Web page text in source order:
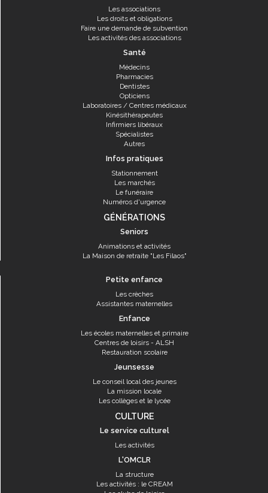
Les associations
Les droits et obligations
Faire une demande de subvention
Les activités des associations
Santé
Médecins
Pharmacies
Dentistes
Opticiens
Laboratoires / Centres médicaux
Kinésithérapeutes
Infirmiers libéraux
Spécialistes
Autres
Infos pratiques
Stationnement
Les marchés
Le funéraire
Numéros d'urgence
GÉNÉRATIONS
Seniors
Animations et activités
La Maison de retraite "Les Filaos"
Petite enfance
Les crèches
Assistantes maternelles
Enfance
Les écoles maternelles et primaire
Centres de loisirs - ALSH
Restauration scolaire
Jeunsesse
Le conseil local des jeunes
La mission locale
Les collèges et le lycée
CULTURE
Le service culturel
Les activités
L'OMCLR
La structure
Les activités : le CREAM